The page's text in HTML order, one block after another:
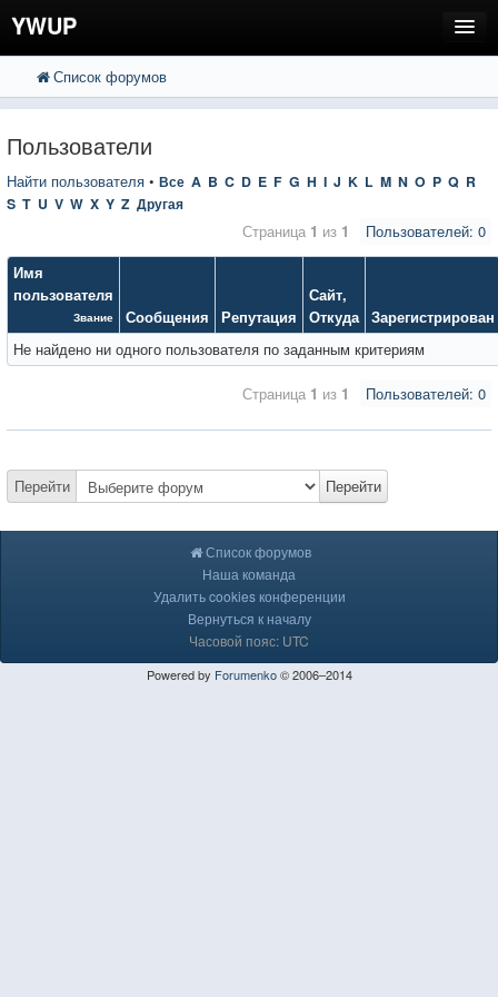
YWUP
FAQ
Вход
Список форумов
Пользователи
Найти пользователя • Все A B C D E F G H I J K L M N O P Q R
S T U V W X Y Z Другая
Пользователей: 0
Страница 1 из 1
Имя
пользователя
Звание Сообщения Репутация
Сайт,
Откуда Зарегистрирован
Не найдено ни одного пользователя по заданным критериям
Пользователей: 0
Страница 1 из 1
Перейти Перейти
Список форумов
Наша команда
Удалить cookies конференции
Вернуться к началу
Часовой пояс: UTC
Powered by Forumenko© 2006–2014